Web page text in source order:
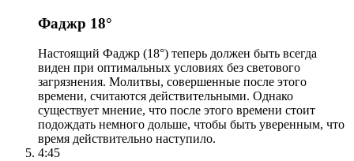
Фаджр 18°
Настоящий Фаджр (18°) теперь должен быть всегда
виден при оптимальных условиях без светового
загрязнения. Молитвы, совершенные после этого
времени, считаются действительными. Однако
существует мнение, что после этого времени стоит
подождать немного дольше, чтобы быть уверенным, что
время действительно наступило.
4:45